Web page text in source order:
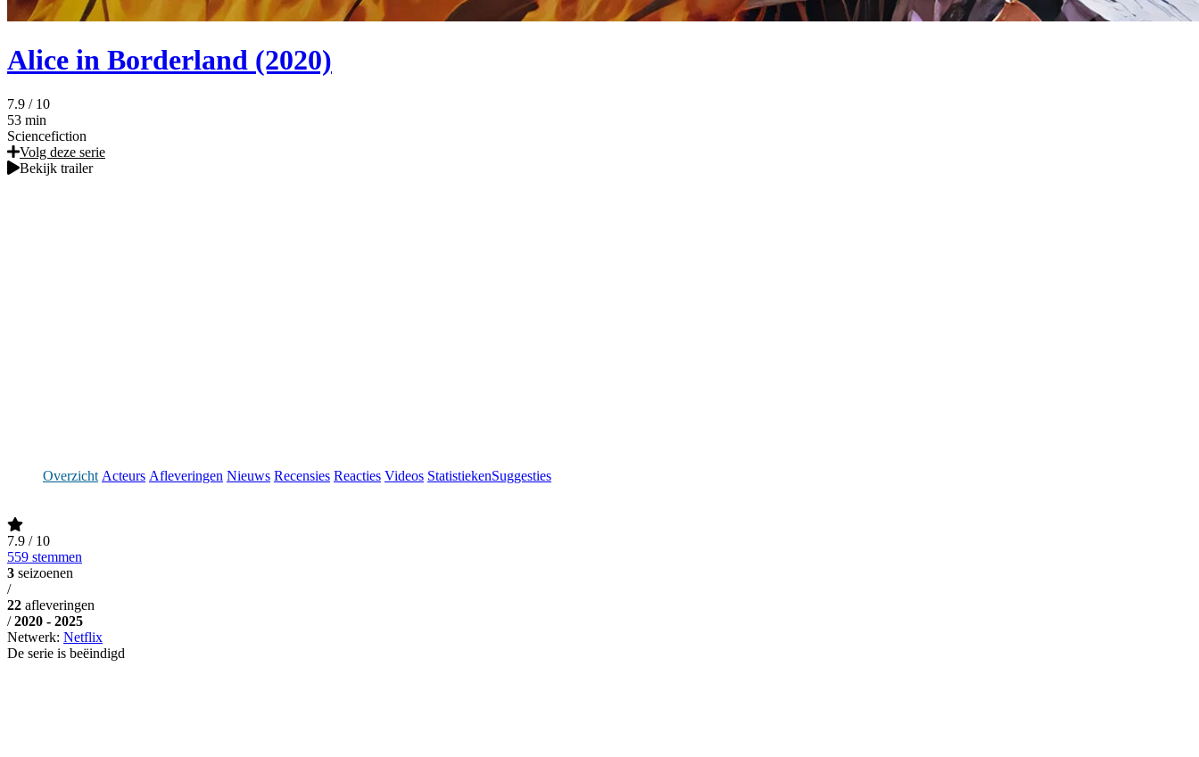
Alice in Borderland (2020)
7.9 / 10
53 min
Sciencefiction
Volg deze serie
Bekijk trailer
Overzicht Acteurs Afleveringen Nieuws Recensies Reacties Videos StatistiekenSuggesties
7.9 / 10
559 stemmen
3 seizoenen
/
22 afleveringen
/ 2020 - 2025
Netwerk: Netflix
De serie is beëindigd